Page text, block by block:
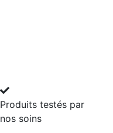
Produits testés par
nos soins